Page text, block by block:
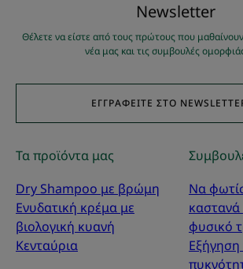
Νewsletter
Θέλετε να είστε από τους πρώτους που
νέα μας και τις συμβουλές
ΕΓΓΡΑΦΕΊΤΕ ΣΤΟ
Τα προϊόντα μας
Dry Shampoo με βρώμη
Ενυδατική κρέμα με
βιολογική κυανή
Κενταύρια
Να
καστανά
φυσικό
Εξήγηση